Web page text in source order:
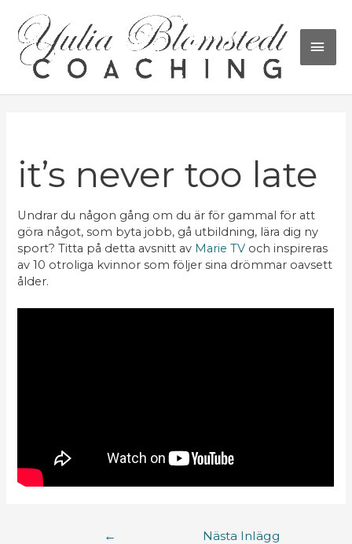
innehåll
it’s never too late
Undrar du någon gång om du är för gammal för att
göra något, som byta jobb, gå utbildning, lära dig ny
sport? Titta på detta avsnitt av Marie TV och inspireras
av 10 otroliga kvinnor som följer sina drömmar oavsett
ålder.
←
Nästa Inlägg